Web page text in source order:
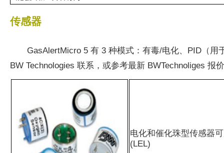
传感器
GasAlertMicro 5 有 3 种模式：有毒/电化、PID（
BW Technologies 联系，或参考最新 BWTechnoliges 报
电化和催化珠型传感器
(LEL)